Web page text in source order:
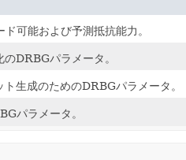
可能および予測抵抗能力。
DRBGパラメータ。
ト生成のためのDRBGパラメータ。
パラメータ。